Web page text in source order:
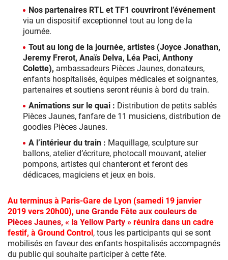
Nos partenaires RTL et TF1 couvriront l’événement
via un dispositif exceptionnel tout au long de la
journée.
Tout au long de la journée, artistes (Joyce Jonathan,
Jeremy Frerot, Anaïs Delva, Léa Paci, Anthony
Colette), ambassadeurs Pièces Jaunes, donateurs,
enfants hospitalisés, équipes médicales et soignantes,
partenaires et soutiens seront réunis à bord du train.
Animations sur le quai : Distribution de petits sablés
Pièces Jaunes, fanfare de 11 musiciens, distribution de
goodies Pièces Jaunes.
A l’intérieur du train : Maquillage, sculpture sur
ballons, atelier d’écriture, photocall mouvant, atelier
pompons, artistes qui chanteront et feront des
dédicaces, magiciens et jeux en bois.
Au terminus à Paris-Gare de Lyon (samedi 19 janvier
2019 vers 20h00), une Grande Fête aux couleurs de
Pièces Jaunes, « la Yellow Party » réunira dans un cadre
festif, à Ground Control , tous les participants qui se sont
mobilisés en faveur des enfants hospitalisés accompagnés
du public qui souhaite participer à cette fête.